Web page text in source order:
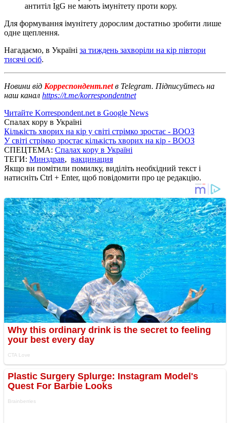
антитіл IgG не мають імунітету проти кору.
Для формування імунітету дорослим достатньо зробити лише
одне щеплення.
Нагадаємо, в Україні за тиждень захворіли на кір півтори
тисячі осіб.
Новини від Корреспондент.netв Telegram. Підписуйтесь на
наш канал https://t.me/korrespondentnet
Читайте Korrespondent.net в Google News
Спалах кору в Україні
Кількість хворих на кір у світі стрімко зростає - ВООЗ
У світі стрімко зростає кількість хворих на кір - ВООЗ
СПЕЦТЕМА: Спалах кору в Україні
ТЕГИ: Минздрав, вакцинация
Якщо ви помітили помилку, виділіть необхідний текст і
натисніть Ctrl + Enter, щоб повідомити про це редакцію.